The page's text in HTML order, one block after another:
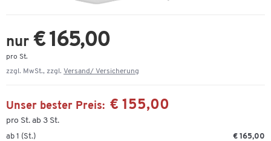
nur € 165,00
pro St.
zzgl. MwSt., zzgl. Versand/ Versicherung
Unser bester Preis: € 155,00
pro St. ab 3 St.
ab 1 (St.)
€ 165,00